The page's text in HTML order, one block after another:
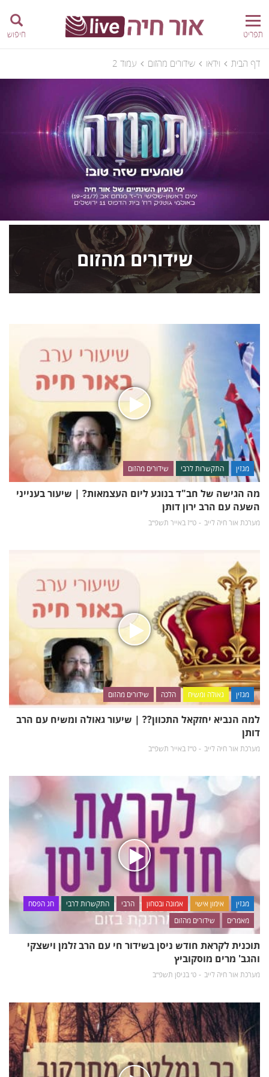
תפריט חיפוש
דף הבית וידאו שידורים מהזום עמוד 2
שידורים מהזום
מגזין התקשרות לרבי שידורים מהזום
מה הגישה של חב"ד בנוגע ליום העצמאות? | שיעור בענייני
השעה עם הרב ירון דותן
מערכת אור חיה לייב ט״ז באייר תשפ״ב
מגזין גאולה ומשיח הלכה שידורים מהזום
למה הנביא יחזקאל התכוון?? | שיעור גאולה ומשיח עם הרב
דותן
מערכת אור חיה לייב ט״ז באייר תשפ״ב
מגזין אימון אישי אמונה ובטחון הרבי התקשרות לרבי
חג הפסח
מאמרים
שידורים מהזום
תוכנית לקראת חודש ניסן בשידור חי עם הרב זלמן וישצקי
והגב' מרים מוסקוביץ
מערכת אור חיה לייב ט׳ בניסן תשפ״ב